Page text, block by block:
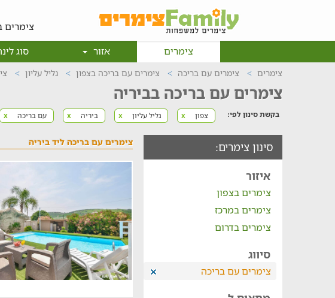
צימרים
צימרים
אזור סוג
צימרים צימרים עם בריכה צימרים עם בריכה בצפון גליל עליון
צימרים עם בריכה בביריה
בקשת סינון לפי: x צפון x גליל עליון x ביריה x עם בריכה
סינון צימרים:
איזור
צימרים בצפון
צימרים במרכז
צימרים בדרום
סיווג
צימרים עם בריכה
צימרים עם בריכה ליד ביריה